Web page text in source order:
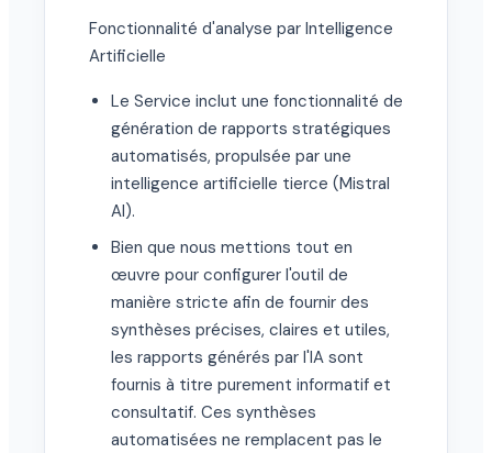
Fonctionnalité d'analyse par Intelligence
Artificielle
Le Service inclut une fonctionnalité de
génération de rapports stratégiques
automatisés, propulsée par une
intelligence artificielle tierce (Mistral
AI).
Bien que nous mettions tout en
œuvre pour configurer l'outil de
manière stricte afin de fournir des
synthèses précises, claires et utiles,
les rapports générés par l'IA sont
fournis à titre purement informatif et
consultatif. Ces synthèses
automatisées ne remplacent pas le